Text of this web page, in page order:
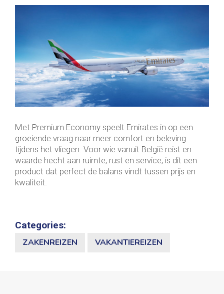
Met Premium Economy speelt Emirates in op een
groeiende vraag naar meer comfort en beleving
tijdens het vliegen. Voor wie vanuit België reist en
waarde hecht aan ruimte, rust en service, is dit een
product dat perfect de balans vindt tussen prijs en
kwaliteit.
Categories:
ZAKENREIZEN VAKANTIEREIZEN